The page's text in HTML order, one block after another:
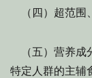
（四）超范围
（五）营养成
特定人群的主辅